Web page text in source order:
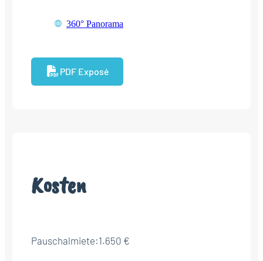
360° Panorama
PDF Exposé
Kosten
Pauschalmiete:1.650 €